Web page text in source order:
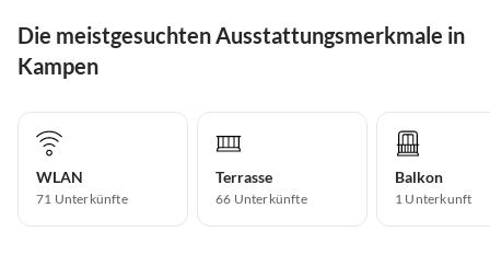
Die meistgesuchten Ausstattungsmerkmale in
Kampen
WLAN
71 Unterkünfte
Terrasse
66 Unterkünfte
Balkon
1 Unterkunft